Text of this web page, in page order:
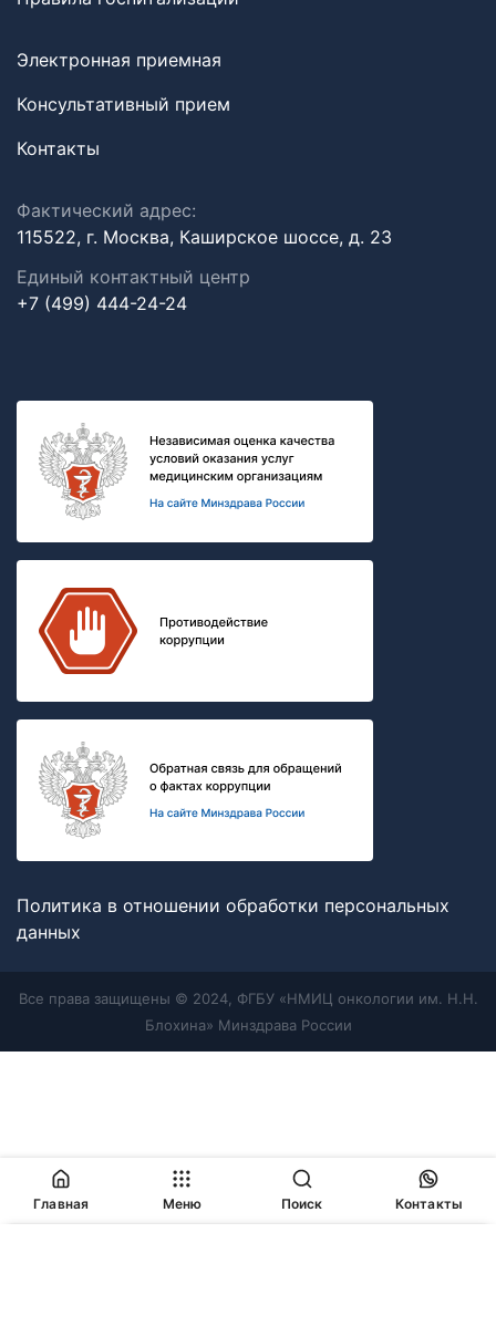
Электронная приемная
Консультативный прием
Контакты
Фактический адрес:
115522, г. Москва, Каширское шоссе, д. 23
Единый контактный центр
+7 (499) 444-24-24
Политика в отношении обработки персональных
данных
Все права защищены © 2024, ФГБУ «НМИЦ онкологии им. Н.Н.
Блохина» Минздрава России
Главная Меню Поиск Контакты